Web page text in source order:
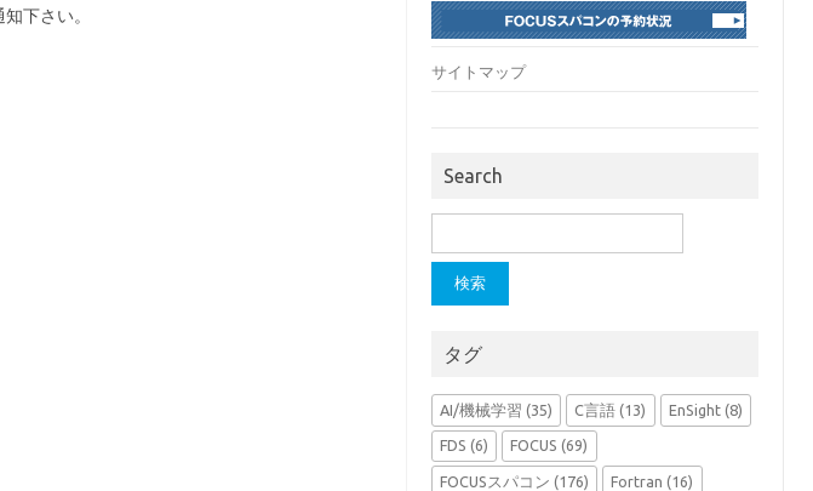
下さい。
サイトマップ
Search
索:
タグ
AI/機械学習 (35) C言語 (13) EnSight (8)
FDS (6) FOCUS (69)
FOCUSスパコン (176) Fortran (16)